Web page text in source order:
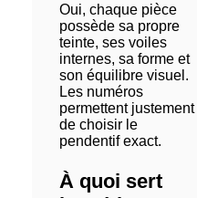
Oui, chaque pièce
possède sa propre
teinte, ses voiles
internes, sa forme et
son équilibre visuel.
Les numéros
permettent justement
de choisir le
pendentif exact.
À quoi sert